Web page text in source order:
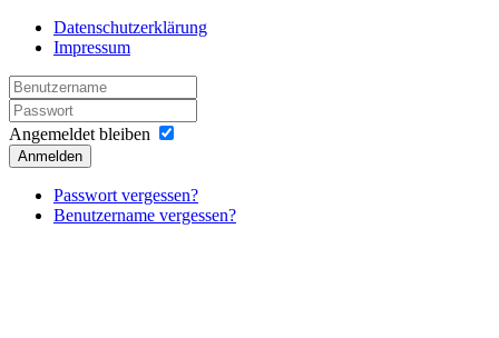
Datenschutzerklärung
Impressum
Angemeldet bleiben
Anmelden
Passwort vergessen?
Benutzername vergessen?